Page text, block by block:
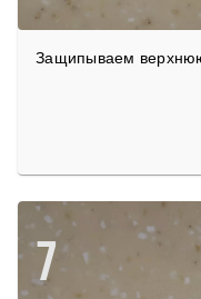
Защипываем верхнюю
7